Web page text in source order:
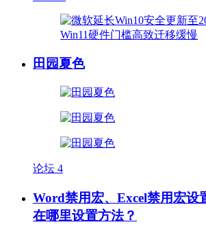
田园夏色
论坛 4
Word禁用宏、Excel禁用宏设
在哪里设置方法？